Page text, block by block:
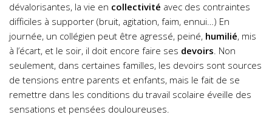
dévalorisantes, la vie en collectivité avec des contraintes
difficiles à supporter (bruit, agitation, faim, ennui…) En
journée, un collégien peut être agressé, peiné, humilié, mis
à l’écart, et le soir, il doit encore faire ses devoirs. Non
seulement, dans certaines familles, les devoirs sont sources
de tensions entre parents et enfants, mais le fait de se
remettre dans les conditions du travail scolaire éveille des
sensations et pensées douloureuses.